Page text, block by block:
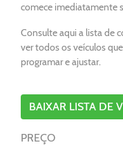
comece imediatamente
Consulte aqui a lista de
ver todos os veículos
programar e ajustar.
BAIXAR LISTA DE
PREÇO